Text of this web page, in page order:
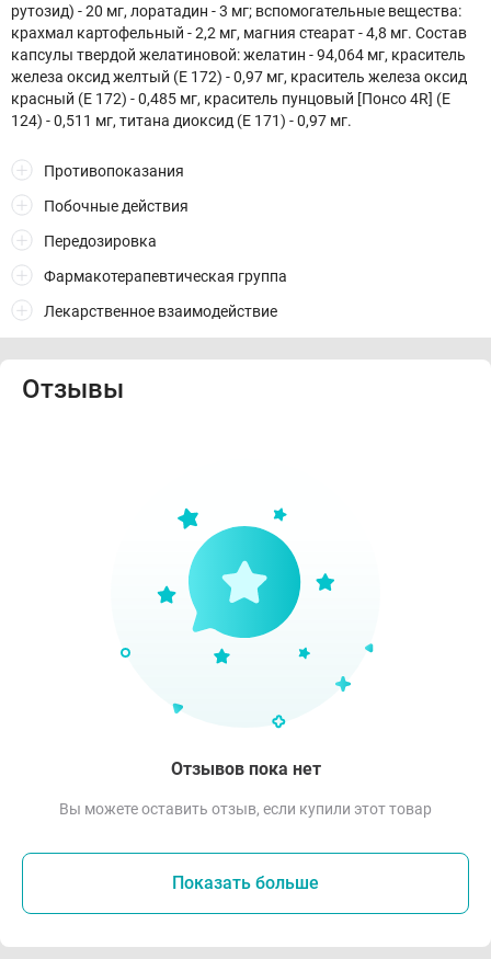
рутозид) - 20 мг, лоратадин - 3 мг; вспомогательные вещества:
крахмал картофельный - 2,2 мг, магния стеарат - 4,8 мг. Состав
капсулы твердой желатиновой: желатин - 94,064 мг, краситель
железа оксид желтый (Е 172) - 0,97 мг, краситель железа оксид
красный (Е 172) - 0,485 мг, краситель пунцовый [Понсо 4R] (Е
124) - 0,511 мг, титана диоксид (Е 171) - 0,97 мг.
Противопоказания
Побочные действия
Передозировка
Фармакотерапевтическая группа
Лекарственное взаимодействие
Отзывы
Отзывов пока нет
Вы можете оставить отзыв, если купили этот товар
Показать больше